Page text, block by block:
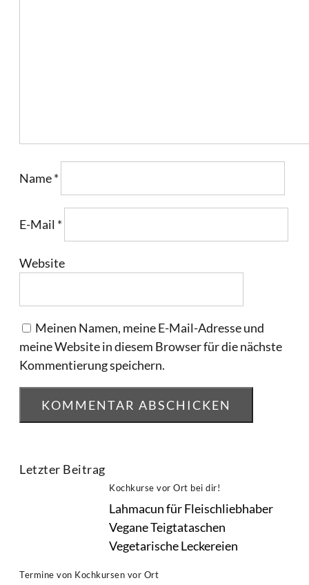
Name*
E-Mail *
Website
Meinen Namen, meine E-Mail-Adresse und
meine Website in diesem Browser für die nächste
Kommentierung speichern.
Letzter Beitrag
Kochkurse vor Ort bei dir!
Lahmacun für Fleischliebhaber
Vegane Teigtataschen
Vegetarische Leckereien
Termine von Kochkursen vor Ort